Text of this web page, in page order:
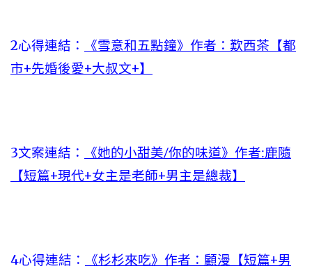
2心得連結：
《雪意和五點鐘》作者：歎西茶【都
市+先婚後愛+大叔文+】
3文案連結：
《她的小甜美/你的味道》作者:鹿隨
【短篇+現代+女主是老師+男主是總裁】
4心得連結：
《杉杉來吃》作者：顧漫【短篇+男